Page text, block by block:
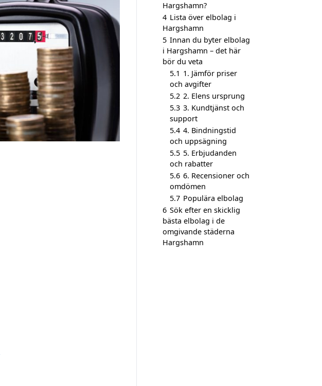
Hargshamn?
4 Lista över elbolag i
Hargshamn
5 Innan du byter elbolag
i Hargshamn – det här
bör du veta
5.1 1. Jämför priser
och avgifter
5.2 2. Elens ursprung
5.3 3. Kundtjänst och
support
5.4 4. Bindningstid
och uppsägning
5.5 5. Erbjudanden
och rabatter
5.6 6. Recensioner och
omdömen
5.7 Populära elbolag
6 Sök efter en skicklig
bästa elbolag i de
omgivande städerna
Hargshamn